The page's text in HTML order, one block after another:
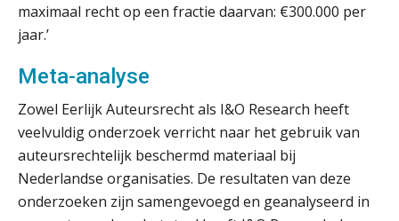
maximaal recht op een fractie daarvan: €300.000 per
jaar.’
Meta-analyse
Zowel Eerlijk Auteursrecht als I&O Research heeft
veelvuldig onderzoek verricht naar het gebruik van
auteursrechtelijk beschermd materiaal bij
Nederlandse organisaties. De resultaten van deze
onderzoeken zijn samengevoegd en geanalyseerd in
Informer Money genomineerd voor
ICT & AI | Volledig automatische
factuurverwerking: zo kom je er
Hierom zijn webshopondernemers
extra kwetsbaar voor
boekhoudfouten